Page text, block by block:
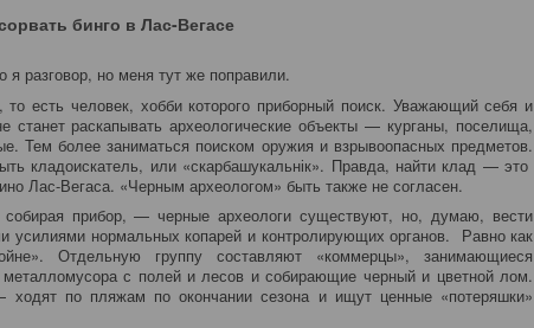
бинго в Лас-Вегасе
разговор, но меня тут же поправили.
есть человек, хобби которого приборный поиск. Уважающий себя и
станет раскапывать археологические объекты — курганы, поселища,
Тем более заниматься поиском оружия и взрывоопасных предметов.
кладоискатель, или «скарбашукальнік». Правда, найти клад — это
Лас-Вегаса. «Черным археологом» быть также не согласен.
прибор, — черные археологи существуют, но, думаю, вести
усилиями нормальных копарей и контролирующих органов. Равно как
Отдельную группу составляют «коммерцы», занимающиеся
с полей и лесов и собирающие черный и цветной лом.
по пляжам по окончании сезона и ищут ценные «потеряшки»